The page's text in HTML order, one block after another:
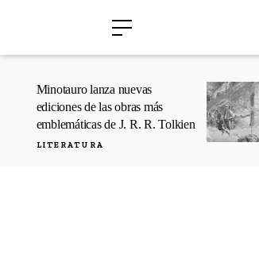
Minotauro lanza nuevas
ediciones de las obras más
emblemáticas de J. R. R. Tolkien
LITERATURA
›